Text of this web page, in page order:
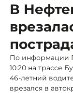
В
По информации
10:20 на трассе
46-летний
врезался в